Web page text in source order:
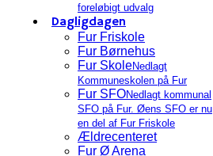
foreløbigt udvalg
Dagligdagen
Fur Friskole
Fur Børnehus
Fur SkoleNedlagt
Kommuneskolen på Fur
Fur SFONedlagt kommunal
SFO på Fur. Øens SFO er nu
en del af Fur Friskole
Ældrecenteret
Fur Ø Arena